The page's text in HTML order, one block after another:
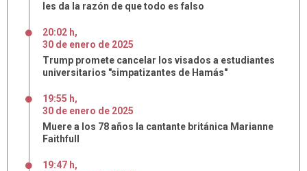
les da la razón de que todo es falso
20:02 h,
30 de enero de 2025
Trump promete cancelar los visados a estudiantes
universitarios "simpatizantes de Hamás"
19:55 h,
30 de enero de 2025
Muere a los 78 años la cantante británica Marianne
Faithfull
19:47 h,